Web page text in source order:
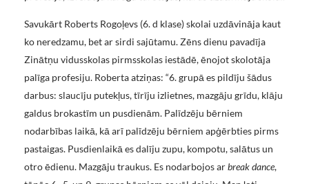
Savukārt Roberts Rogoļevs (6. d klase) skolai uzdāvināja kaut
ko neredzamu, bet ar sirdi sajūtamu. Zēns dienu pavadīja
Zinātņu vidusskolas pirmsskolas iestādē, ēnojot skolotāja
palīga profesiju. Roberta atziņas: “6. grupā es pildīju šādus
darbus: slaucīju putekļus, tīrīju izlietnes, mazgāju grīdu, klāju
galdus brokastīm un pusdienām. Palīdzēju bērniem
nodarbības laikā, kā arī palīdzēju bērniem apģērbties pirms
pastaigas. Pusdienlaikā es dalīju zupu, kompotu, salātus un
otro ēdienu. Mazgāju traukus. Es nodarbojos arbreak dance,